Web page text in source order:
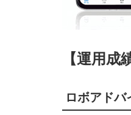
【運用成
ロボアド